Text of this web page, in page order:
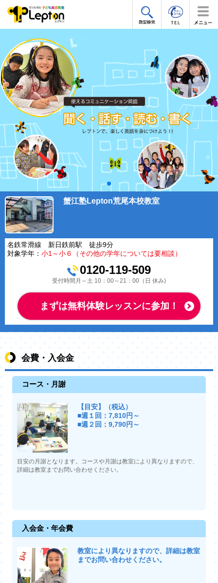
蟹江塾Lepton荒尾本校教室
名鉄常滑線 新日鉄前駅 徒歩9分
対象学年： 小1～小６（その他の学年については要相談）
0120-119-509
受付時間月～土 10：00～21：00（日 休み)
まずは無料体験レッスンに参加！
会費・入会金
コース・月謝
【目安】（税込）
■週１回：7,810円～
■週２回：9,790円～
目安の月謝となります。コースや月謝は教室により異なりますので、
詳細は教室までお問い合わせください。
入会金・年会費
教室により異なりますので、詳細は教室
までお問い合わせください。